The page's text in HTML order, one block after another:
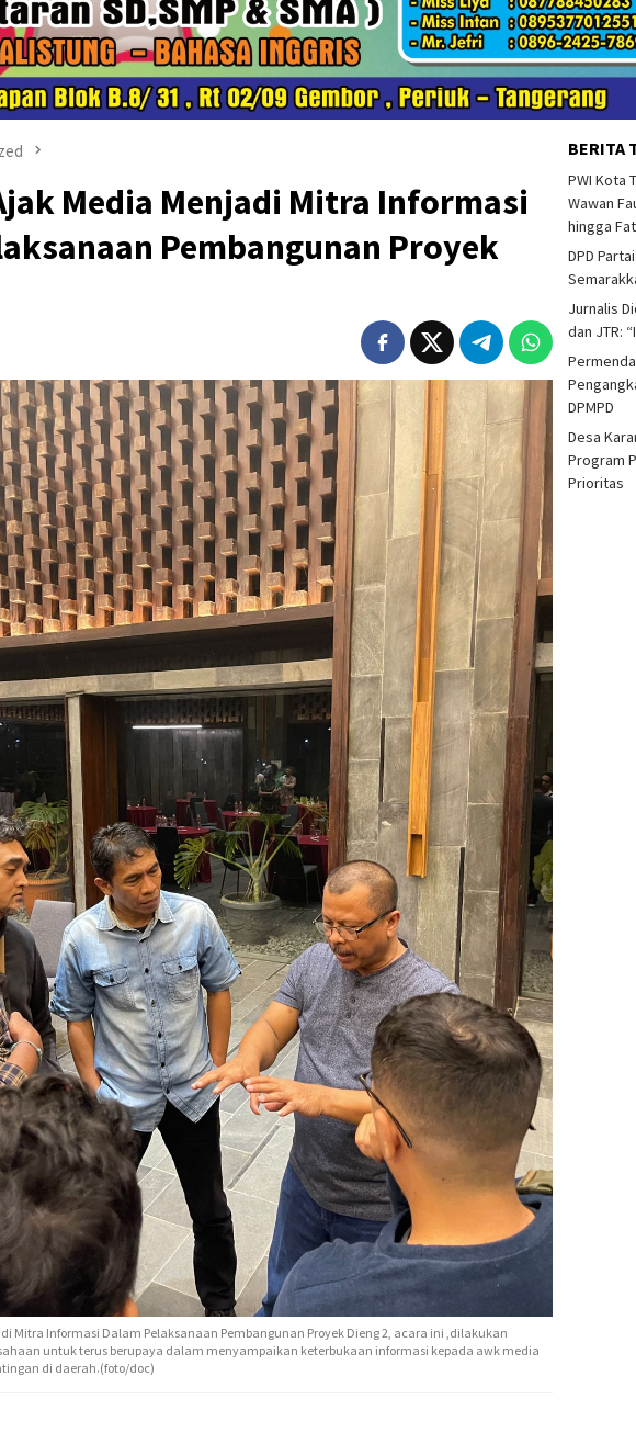
Media Menjadi Mitra Informasi
Pembangunan Proyek
Mitra Informasi Dalam Pelaksanaan Pembangunan Proyek Dieng 2, acara ini ,dilakukan
untuk terus berupaya dalam menyampaikan keterbukaan informasi kepada awk media
di daerah.(foto/doc)
BERITA
PWI Kota
Wawan
hingga
DPD
Jurnalis
dan JTR:
DPMPD
Desa
Program
Prioritas